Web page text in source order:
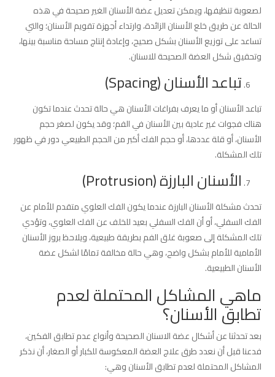
لصعوبة تنظيفها، ويمكن تعديل عضة الأسنان الغير صحيحة في هذه
الحالة عن طريق خلع الأسنان الزائدة، وارتداء أجهزة تقويم الأسنان؛ والتي
تساعد على توزيع الأسنان بشكل صحيح، وإعادة إنتاج مساحة مناسبة بينها،
وتحقيق شكل العضة الصحيحة للاسنان.
تباعد الأسنان (Spacing)
تباعد الأسنان أو ما يعرف بفراغات الأسنان هي حالة تحدث عندما تكون
هناك فجوات غير عادية بين الأسنان في الفم؛ وقد يكون لصغر حجم
الأسنان، أو قلة عددها، أو حجم الفك أكبر من الحجم الطبيعي دور في ظهور
تلك المشكلة.
الأسنان البارزة (Protrusion)
تحدث مشكلة الأسنان البارزة عندما يكون الفك العلوي متقدم للأمام عن
الفك السفلي، أو أن الفك السفلي بعيد للخلف عن الفك العلوي، وتؤدي
تلك المشكلة إلى صعوبة غلق الفم بطريقة طبيعية، ويلاحظ بروز الأسنان
الأمامية للأمام بشكل واضح، وهي حالة مخالفة تمامًا لشكل عضة
الأسنان الطبيعية.
ماهي المشاكل المحتملة لعدم
تطابق الأسنان؟
بعد تحدثنا عن أشكال عضة الاسنان الصحيحة وأنواع عدم تطابق الفكين،
فدعنا قبل أن نعدد طرق علاج العضة المعكوسة للكبار أو الصغار، أن نذكر
المشاكل المحتملة لعدم تطابق الأسنان وهي: